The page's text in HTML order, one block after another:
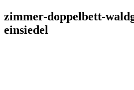
zimmer-doppelbett-
einsiedel